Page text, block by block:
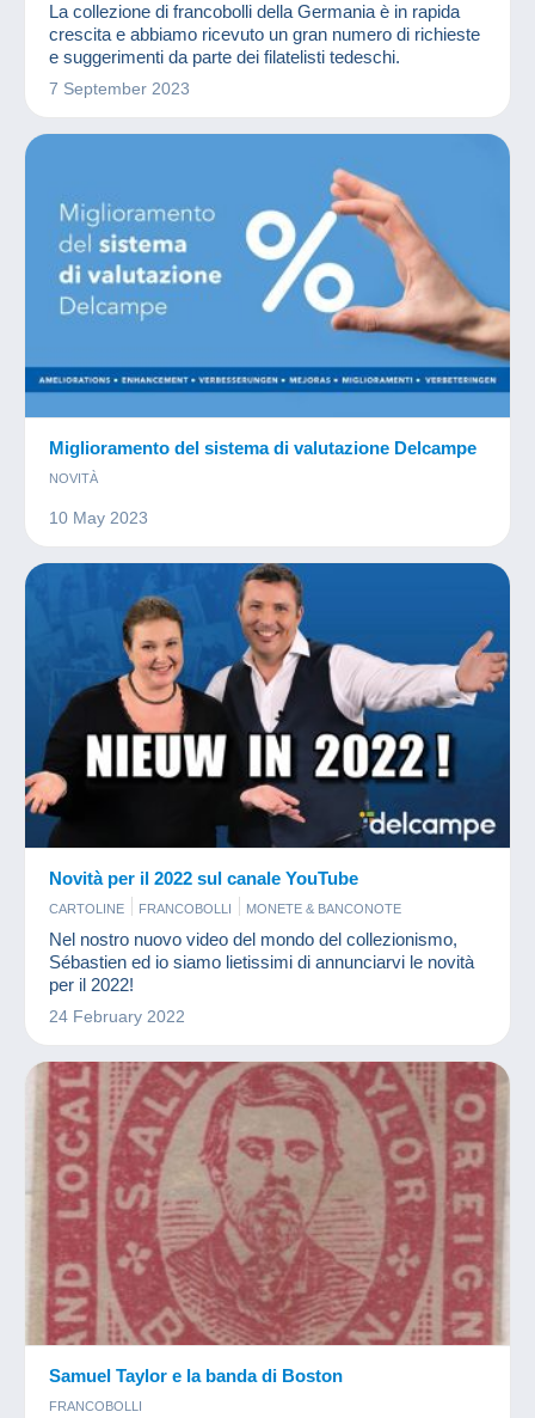
La collezione di francobolli della Germania è in rapida
crescita e abbiamo ricevuto un gran numero di richieste
e suggerimenti da parte dei filatelisti tedeschi.
7 September 2023
Miglioramento del sistema di valutazione Delcampe
NOVITÀ
10 May 2023
Novità per il 2022 sul canale YouTube
CARTOLINE FRANCOBOLLI MONETE & BANCONOTE
Nel nostro nuovo video del mondo del collezionismo,
Sébastien ed io siamo lietissimi di annunciarvi le novità
per il 2022!
24 February 2022
Samuel Taylor e la banda di Boston
FRANCOBOLLI